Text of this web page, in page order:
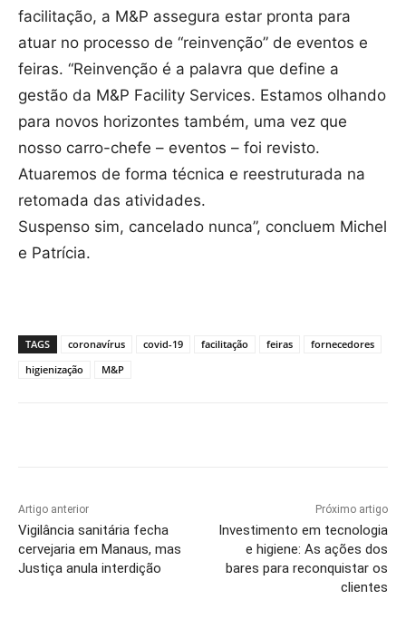
facilitação, a M&P assegura estar pronta para
atuar no processo de “reinvenção” de eventos e
feiras. “Reinvenção é a palavra que define a
gestão da M&P Facility Services. Estamos olhando
para novos horizontes também, uma vez que
nosso carro-chefe – eventos – foi revisto.
Atuaremos de forma técnica e reestruturada na
retomada das atividades.
Suspenso sim, cancelado nunca”, concluem Michel
e Patrícia.
TAGS coronavírus covid-19 facilitação feiras
fornecedores
higienização
M&P
Artigo anterior
Vigilância sanitária fecha
cervejaria em Manaus, mas
Justiça anula interdição
Próximo artigo
Investimento em tecnologia
e higiene: As ações dos
bares para reconquistar os
clientes